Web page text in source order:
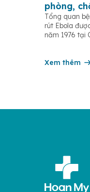
phòng,
Ebola
Tổng quan
rút Ebola
năm 1976 tại
nhiễm cấp
Xem thêm